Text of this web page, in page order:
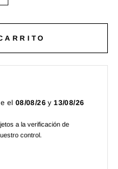
el 08/08/26y13/08/26
a la verificación de
control.